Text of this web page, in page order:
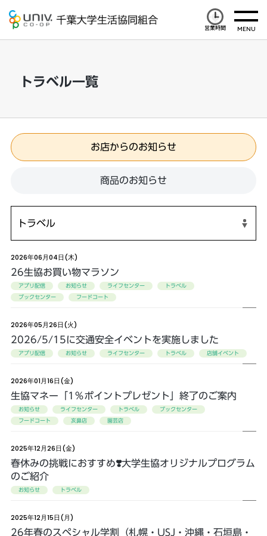
営業時間
トラベル一覧
お店からのお知らせ
商品のお知らせ
2026年06月04日(木)
26生協お買い物マラソン
アプリ配信 お知らせ ライフセンター トラベル
ブックセンター フードコート
2026年05月26日(火)
2026/5/15に交通安全イベントを実施しました
アプリ配信 お知らせ ライフセンター トラベル 店舗イベント
2026年01月16日(金)
生協マネー「1％ポイントプレゼント」終了のご案内
お知らせ ライフセンター トラベル ブックセンター
フードコート 亥鼻店 園芸店
2025年12月26日(金)
春休みの挑戦におすすめ❣️大学生協オリジナルプログラム
のご紹介
お知らせ トラベル
2025年12月15日(月)
26年春のスペシャル学割（札幌・USJ・沖縄・石垣島・